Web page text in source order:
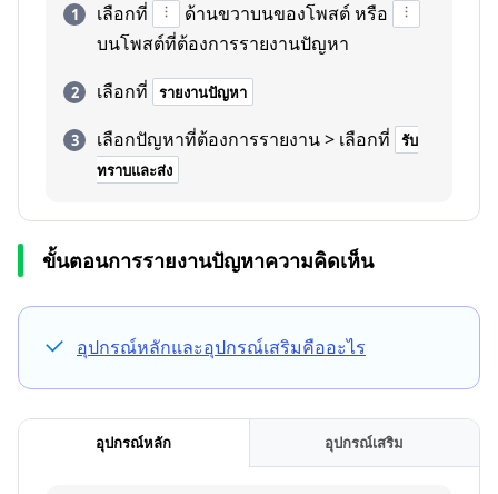
เลือกที่
ด้านขวาบนของโพสต์ หรือ
บนโพสต์ที่ต้องการรายงานปัญหา
เลือกที่
รายงานปัญหา
เลือกปัญหาที่ต้องการรายงาน > เลือกที่
รับ
ทราบและส่ง
ขั้นตอนการรายงานปัญหาความคิดเห็น
อุปกรณ์หลักและอุปกรณ์เสริมคืออะไร
อุปกรณ์หลัก อุปกรณ์เสริม